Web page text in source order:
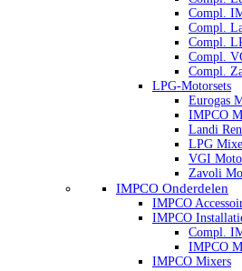
Compl.
Compl.
Compl.
Compl.
Compl.
LPG-Motorsets
Eurogas
IMPCO
Landi
LPG
VGI
Zavoli
IMPCO Onderdelen
IMPCO
IMPCO
Compl.
IMPCO
IMPCO Mixers